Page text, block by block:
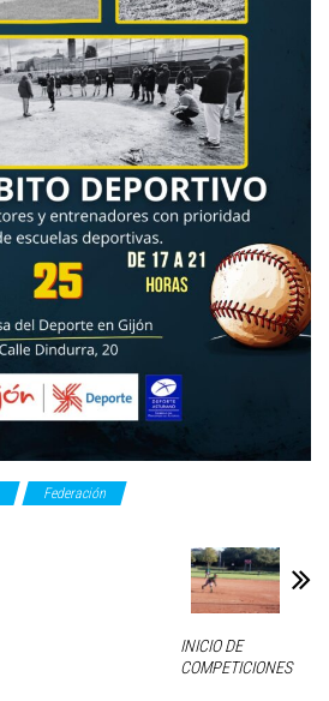
Federación
INICIO DE
COMPETICIONES